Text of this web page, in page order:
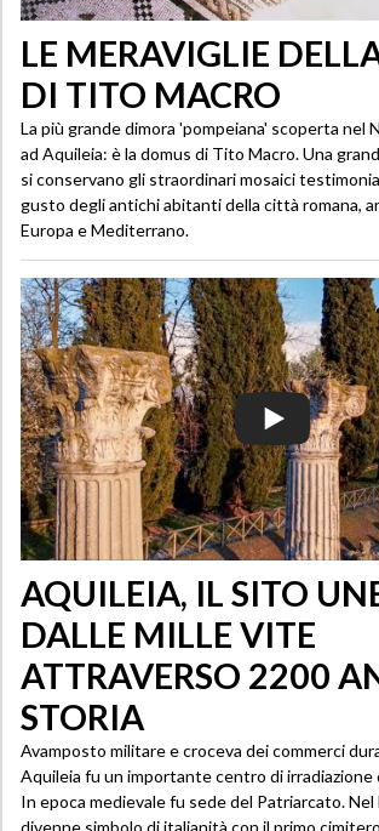
LE MERAVIGLIE
DI TITO MACRO
La più grande dimora 'pompeiana' scoperta nel
ad Aquileia: è la domus di Tito Macro. Una
si conservano gli straordinari mosaici
gusto degli antichi abitanti della città romana,
Europa e Mediterrano.
AQUILEIA, IL SITO
DALLE MILLE VITE
ATTRAVERSO 2200
STORIA
Avamposto militare e croceva dei commerci
Aquileia fu un importante centro di irradiazione
In epoca medievale fu sede del Patriarcato.